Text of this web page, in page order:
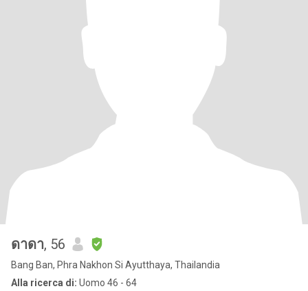
ดาดา, 56
Bang Ban, Phra Nakhon Si Ayutthaya, Thailandia
Alla ricerca di: Uomo 46 - 64